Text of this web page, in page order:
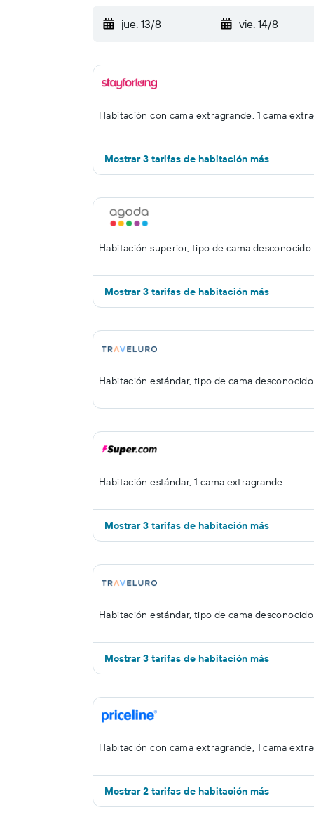
jue. 13/8 - vie. 14/8
Habitación con cama extragrande, 1 cama
Mostrar 3 tarifas de habitación más
Habitación superior, tipo de cama desconocido
Mostrar 3 tarifas de habitación más
Habitación estándar, tipo de cama desconocido
Habitación estándar, 1 cama extragrande
Mostrar 3 tarifas de habitación más
Habitación estándar, tipo de cama desconocido
Mostrar 3 tarifas de habitación más
Habitación con cama extragrande, 1 cama
Mostrar 2 tarifas de habitación más